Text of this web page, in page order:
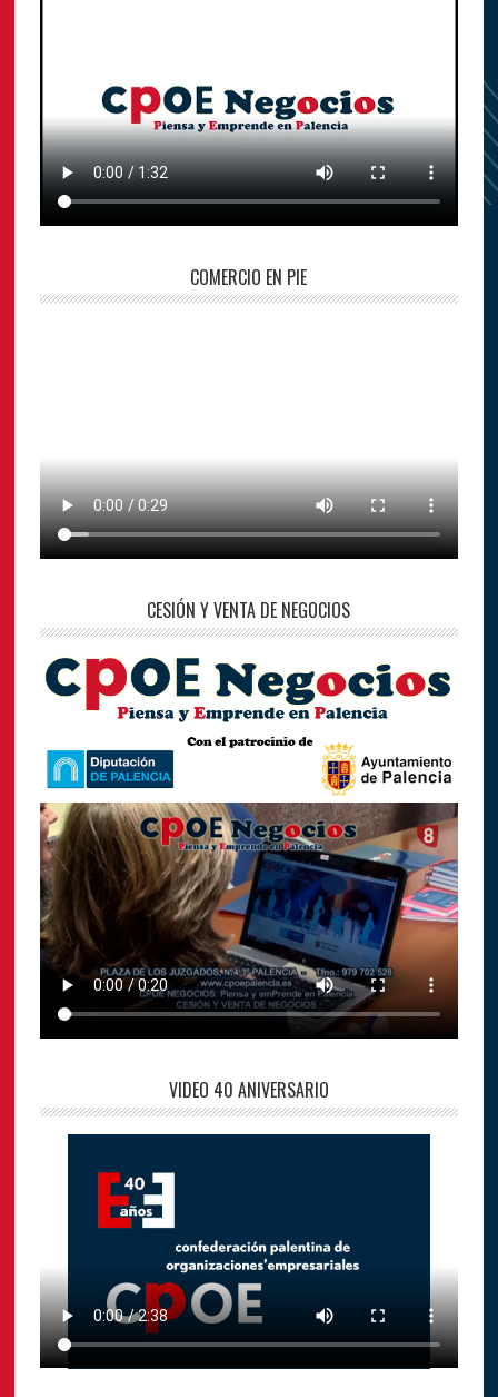
COMERCIO EN PIE
CESIÓN Y VENTA DE NEGOCIOS
VIDEO 40 ANIVERSARIO